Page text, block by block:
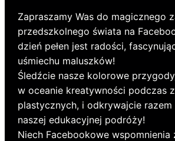
Zapraszamy Was do magicznego
przedszkolnego świata na
dzień pełen jest radości,
uśmiechu maluszków!
Śledźcie nasze kolorowe
w oceanie kreatywności podczas
plastycznych, i odkrywajcie razem
naszej edukacyjnej podróży!
Niech Facebookowe wspomnienia